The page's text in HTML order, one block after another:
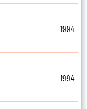
1994
1994